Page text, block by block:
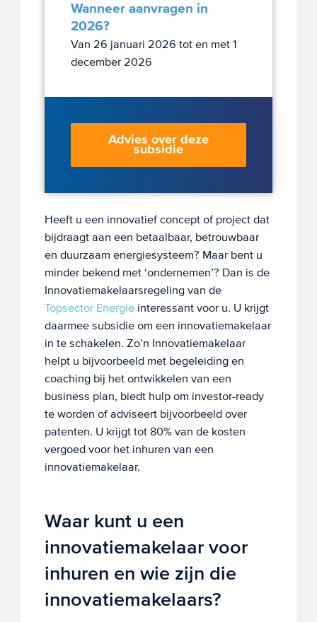
Wanneer aanvragen in
2026?
Van 26 januari 2026 tot en met 1
december 2026
Advies over deze
subsidie
Heeft u een innovatief concept of project dat
bijdraagt aan een betaalbaar, betrouwbaar
en duurzaam energiesysteem? Maar bent u
minder bekend met ‘ondernemen’? Dan is de
Innovatiemakelaarsregeling van de
Topsector Energieinteressant voor u. U krijgt
daarmee subsidie om een innovatiemakelaar
in te schakelen. Zo’n Innovatiemakelaar
helpt u bijvoorbeeld met begeleiding en
coaching bij het ontwikkelen van een
business plan, biedt hulp om investor-ready
te worden of adviseert bijvoorbeeld over
patenten. U krijgt tot 80% van de kosten
vergoed voor het inhuren van een
innovatiemakelaar.
Waar kunt u een
innovatiemakelaar voor
inhuren en wie zijn die
innovatiemakelaars?